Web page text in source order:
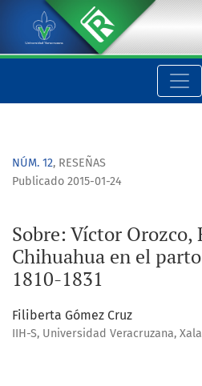
Sobre: Víctor Orozco, El estado
NÚM. 12, RESEÑAS
Sobre: Víctor Orozco,
Chihuahua en el
1810-1831
Publicado 2015-01-24
Filiberta Gómez Cruz
IIH-S, Universidad Veracruzana,